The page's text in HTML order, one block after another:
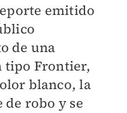
emitido
de una
tipo Frontier,
blanco, la
robo y se